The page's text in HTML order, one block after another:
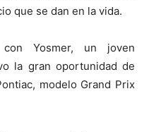
que se dan en la vida.
con Yosmer, un joven
la gran oportunidad de
modelo Grand Prix